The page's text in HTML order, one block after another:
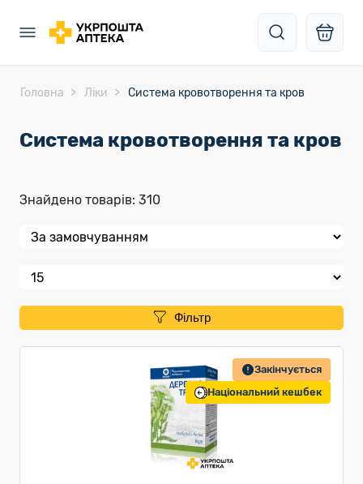
Головна Ліки Система кровотворення та кров
Система кровотворення та кров
Знайдено товарів: 310
Фільтр
Закінчується
Національний кешбек